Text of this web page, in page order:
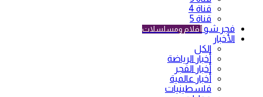
قناة 4
قناة 5
فجر شو أفلام ومسلسلات
الأخبار
الكل
أخبار الرياضة
أخبار الفجر
أخبار عالمية
فلسطينيات